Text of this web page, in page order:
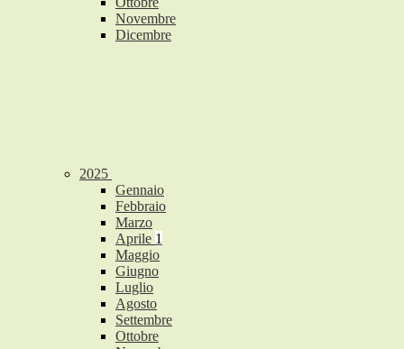
Novembre
Dicembre
2025
Gennaio
Febbraio
Marzo
Aprile 1
Maggio
Giugno
Luglio
Agosto
Settembre
Ottobre